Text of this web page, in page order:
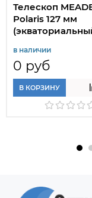
Телескоп
Polaris 127 мм
в наличии
0 руб
В КОРЗИНУ